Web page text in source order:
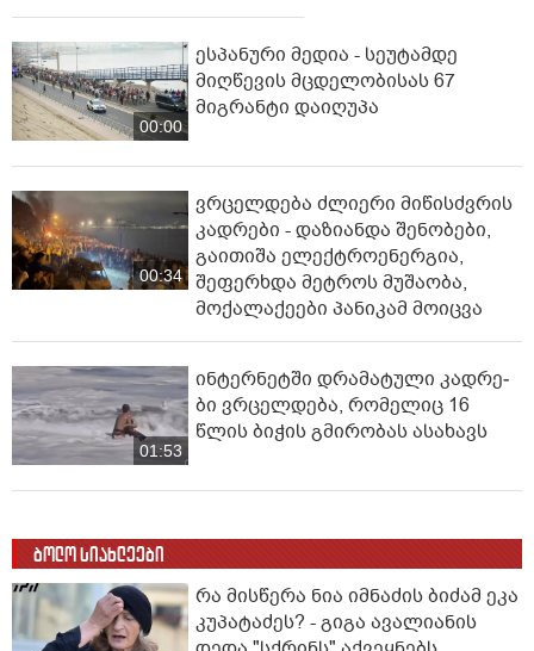
00:00
ესპანური მედია - სეუტამდე
მიღწევის მცდელობისას 67
მიგრანტი დაიღუპა
00:34
ვრცელდება ძლიერი მიწისძვრის
კადრები - დაზიანდა შენობები,
გაითიშა ელექტროენერგია,
შეფერხდა მეტროს მუშაობა,
მოქალაქეები პანიკამ მოიცვა
01:53
ინ­ტერ­ნეტ­ში დრა­მა­ტუ­ლი კად­რე­
ბი ვრცელდება, რომელიც 16
წლის ბიჭის გმირობას ასახავს
ბოლო სიახლეები
რა მისწერა ნია იმნაძის ბიძამ ეკა
კუპატაძეს? - გიგა ავალიანის